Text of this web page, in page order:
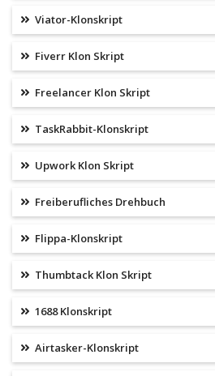
Viator-Klonskript
Fiverr Klon Skript
Freelancer Klon Skript
TaskRabbit-Klonskript
Upwork Klon Skript
Freiberufliches Drehbuch
Flippa-Klonskript
Thumbtack Klon Skript
1688 Klonskript
Airtasker-Klonskript